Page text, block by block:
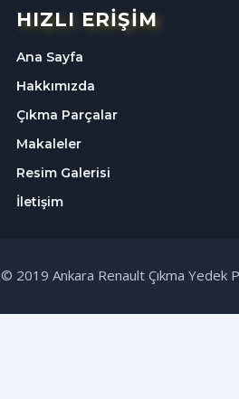
HIZLI ERİŞİM
Ana Sayfa
Hakkımızda
Çıkma Parçalar
Makaleler
Resim Galerisi
İletişim
© 2019 Ankara Renault Çıkma Yedek